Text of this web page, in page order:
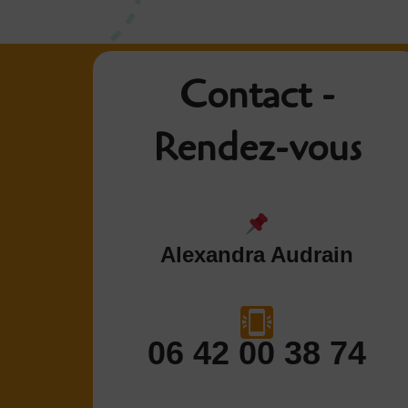
Contact -
Rendez-vous
Alexandra Audrain
06 42 00 38 74